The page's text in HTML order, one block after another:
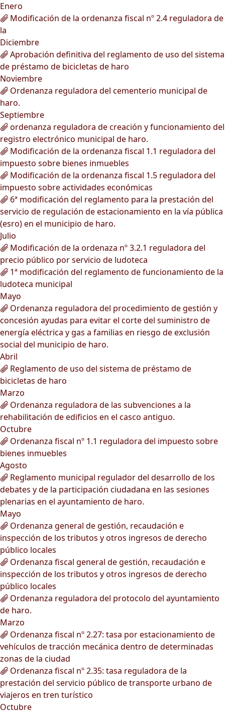
Enero
Modificación de la ordenanza fiscal nº 2.4 reguladora de
la
Diciembre
Aprobación definitiva del reglamento de uso del sistema
de préstamo de bicicletas de haro
Noviembre
Ordenanza reguladora del cementerio municipal de
haro.
Septiembre
ordenanza reguladora de creación y funcionamiento del
registro electrónico municipal de haro.
Modificación de la ordenanza fiscal 1.1 reguladora del
impuesto sobre bienes inmuebles
Modificación de la ordenanza fiscal 1.5 reguladora del
impuesto sobre actividades económicas
6ª modificación del reglamento para la prestación del
servicio de regulación de estacionamiento en la vía pública
(esro) en el municipio de haro.
Julio
Modificación de la ordenaza nº 3.2.1 reguladora del
precio público por servicio de ludoteca
1ª modificación del reglamento de funcionamiento de la
ludoteca municipal
Mayo
Ordenanza reguladora del procedimiento de gestión y
concesión ayudas para evitar el corte del suministro de
energía eléctrica y gas a familias en riesgo de exclusión
social del municipio de haro.
Abril
Reglamento de uso del sistema de préstamo de
bicicletas de haro
Marzo
Ordenanza reguladora de las subvenciones a la
rehabilitación de edificios en el casco antiguo.
Octubre
Ordenanza fiscal nº 1.1 reguladora del impuesto sobre
bienes inmuebles
Agosto
Reglamento municipal regulador del desarrollo de los
debates y de la participación ciudadana en las sesiones
plenarias en el ayuntamiento de haro.
Mayo
Ordenanza general de gestión, recaudación e
inspección de los tributos y otros ingresos de derecho
público locales
Ordenanza fiscal general de gestión, recaudación e
inspección de los tributos y otros ingresos de derecho
público locales
Ordenanza reguladora del protocolo del ayuntamiento
de haro.
Marzo
Ordenanza fiscal nº 2.27: tasa por estacionamiento de
vehículos de tracción mecánica dentro de determinadas
zonas de la ciudad
Ordenanza fiscal nº 2.35: tasa reguladora de la
prestación del servicio público de transporte urbano de
viajeros en tren turístico
Octubre